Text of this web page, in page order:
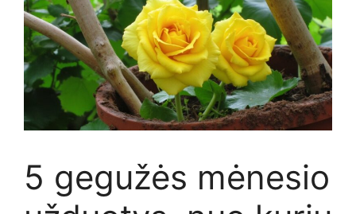
5 gegužės mėnesio